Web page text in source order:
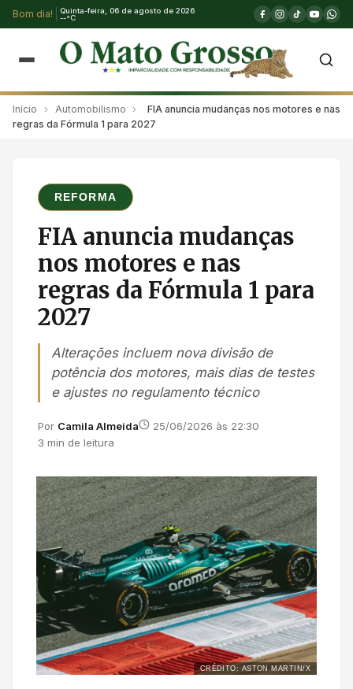
Bom dia!
Quinta-feira, 06 de agosto de 2026
--°C
Início › Automobilismo ›
FIA anuncia mudanças nos motores e nas
regras da Fórmula 1 para 2027
REFORMA
FIA anuncia mudanças
nos motores e nas
regras da Fórmula 1 para
2027
Alterações incluem nova divisão de
potência dos motores, mais dias de testes
e ajustes no regulamento técnico
Por Camila Almeida
25/06/2026 às 22:30
3 min de leitura
CRÉDITO: ASTON MARTIN/X